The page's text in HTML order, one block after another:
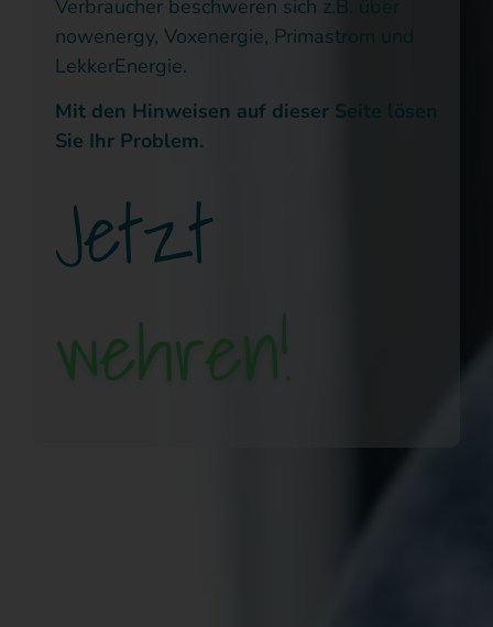
Verbraucher beschweren sich z.B. über
nowenergy, Voxenergie, Primastrom und
LekkerEnergie.
Mit den Hinweisen auf dieser Seite lösen
Sie Ihr Problem.
Jetzt
wehren!